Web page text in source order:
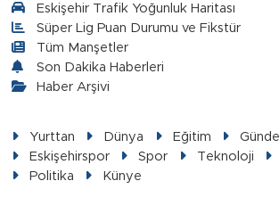
Eskişehir Trafik Yoğunluk Haritası
Süper Lig Puan Durumu ve Fikstür
Tüm Manşetler
Son Dakika Haberleri
Haber Arşivi
Yurttan Dünya Eğitim
Eskişehirspor
Spor Teknoloji
Politika
Künye